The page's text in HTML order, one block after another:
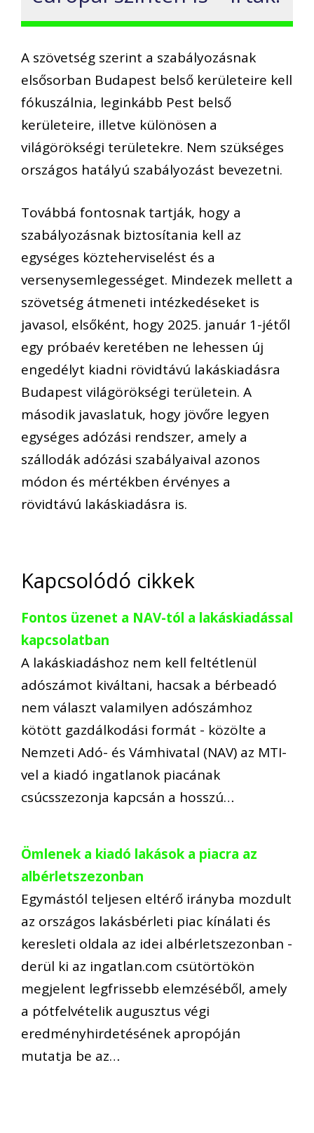
A szövetség szerint a szabályozásnak
elsősorban Budapest belső kerületeire kell
fókuszálnia, leginkább Pest belső
kerületeire, illetve különösen a
világörökségi területekre. Nem szükséges
országos hatályú szabályozást bevezetni.
Továbbá fontosnak tartják, hogy a
szabályozásnak biztosítania kell az
egységes közteherviselést és a
versenysemlegességet. Mindezek mellett a
szövetség átmeneti intézkedéseket is
javasol, elsőként, hogy 2025. január 1-jétől
egy próbaév keretében ne lehessen új
engedélyt kiadni rövidtávú lakáskiadásra
Budapest világörökségi területein. A
második javaslatuk, hogy jövőre legyen
egységes adózási rendszer, amely a
szállodák adózási szabályaival azonos
módon és mértékben érvényes a
rövidtávú lakáskiadásra is.
Kapcsolódó cikkek
Fontos üzenet a NAV-tól a lakáskiadással
kapcsolatban
A lakáskiadáshoz nem kell feltétlenül
adószámot kiváltani, hacsak a bérbeadó
nem választ valamilyen adószámhoz
kötött gazdálkodási formát - közölte a
Nemzeti Adó- és Vámhivatal (NAV) az MTI-
vel a kiadó ingatlanok piacának
csúcsszezonja kapcsán a hosszú…
Ömlenek a kiadó lakások a piacra az
albérletszezonban
Egymástól teljesen eltérő irányba mozdult
az országos lakásbérleti piac kínálati és
keresleti oldala az idei albérletszezonban -
derül ki az ingatlan.com csütörtökön
megjelent legfrissebb elemzéséből, amely
a pótfelvételik augusztus végi
eredményhirdetésének apropóján
mutatja be az…